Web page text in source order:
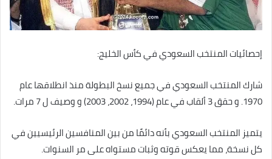
إحصائيات المنتخب السعودي في كأس الخليج:
شارك المنتخب السعودي في جميع نسخ البطولة منذ انطلاقها عام
1970. و حقق 3 ألقاب في عام (1994، 2002، 2003) و وصيف ل 7 مرات.
يتميز المنتخب السعودي بأنه دائمًا من بين المنافسين الرئيسيين في
كل نسخة، مما يعكس قوته وثبات مستواه على مر السنوات.